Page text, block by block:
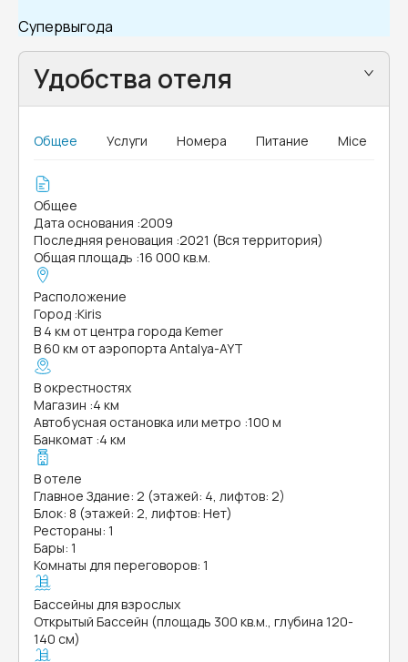
Супервыгода
Удобства отеля
Общее Услуги Номера Питание Mice
Общее
Дата основания :2009
Последняя реновация :2021 (Вся территория)
Общая площадь :16 000 кв.м.
Расположение
Город :Kiris
В 4 км от центра города Kemer
В 60 км от аэропорта Antalya-AYT
В окрестностях
Магазин :4 км
Автобусная остановка или метро :100 м
Банкомат :4 км
В отеле
Главное Здание: 2 (этажей: 4, лифтов: 2)
Блок: 8 (этажей: 2, лифтов: Нет)
Рестораны: 1
Бары: 1
Комнаты для переговоров: 1
Бассейны для взрослых
Открытый Бассейн (площадь 300 кв.м., глубина 120-
140 см)